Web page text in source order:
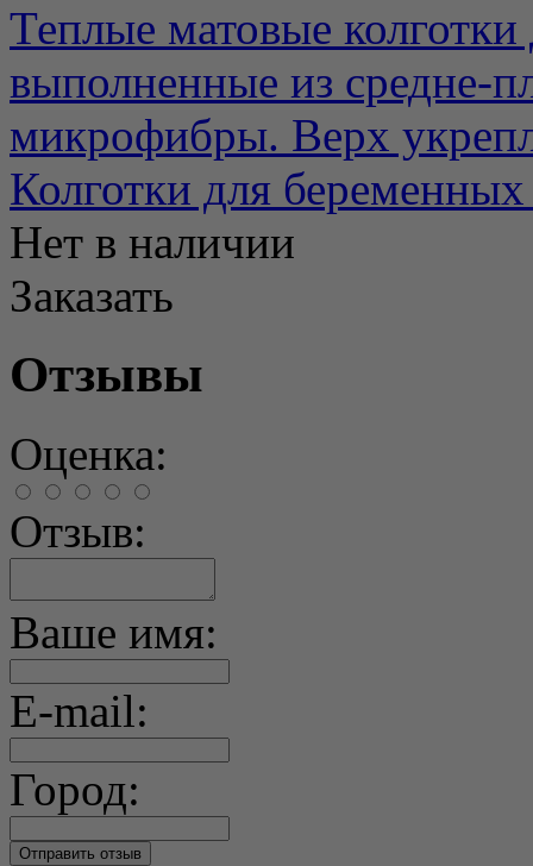
Теплые матовые
выполненные из средне-
микрофибры. Верх
Колготки для
Нет в наличии
Заказать
Отзывы
Оценка:
Отзыв:
Ваше имя:
E-mail:
Город: